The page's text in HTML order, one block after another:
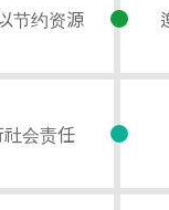
节约资源
会责任